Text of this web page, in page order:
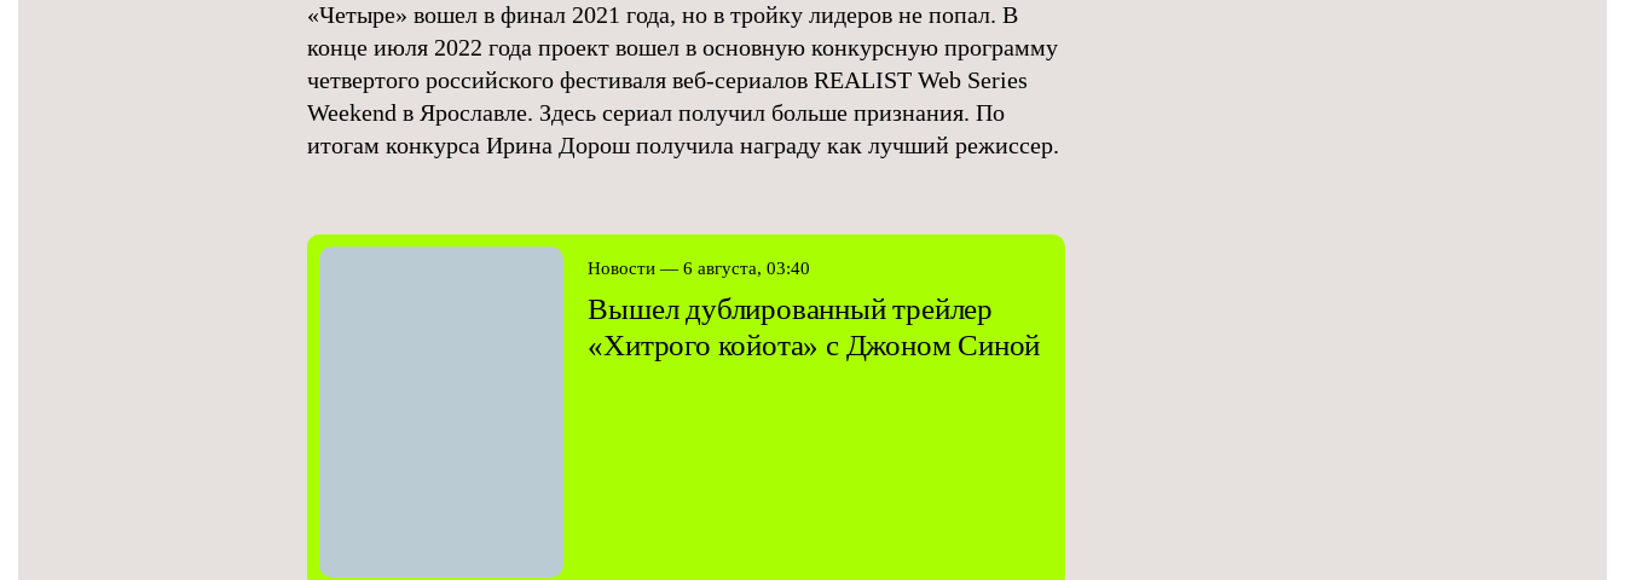
«Четыре» вошел в финал 2021 года, но в тройку лидеров не попал. В
конце июля 2022 года проект вошел в основную конкурсную программу
четвертого российского фестиваля веб-сериалов REALIST Web Series
Weekend в Ярославле. Здесь сериал получил больше признания. По
итогам конкурса Ирина Дорош получила награду как лучший режиссер.
Новости — 6 августа, 03:40
Вышел дублированный трейлер
«Хитрого койота» с Джоном Синой